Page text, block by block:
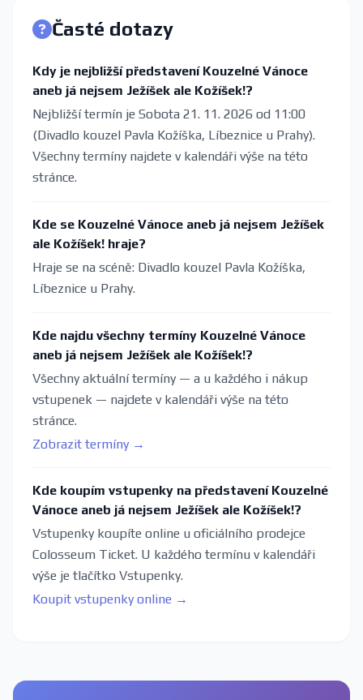
Časté dotazy
Kdy je nejbližší představení Kouzelné Vánoce
aneb já nejsem Ježíšek ale Kožíšek!?
Nejbližší termín je Sobota 21. 11. 2026 od 11:00
(Divadlo kouzel Pavla Kožíška, Líbeznice u Prahy).
Všechny termíny najdete v kalendáři výše na této
stránce.
Kde se Kouzelné Vánoce aneb já nejsem Ježíšek
ale Kožíšek! hraje?
Hraje se na scéně: Divadlo kouzel Pavla Kožíška,
Líbeznice u Prahy.
Kde najdu všechny termíny Kouzelné Vánoce
aneb já nejsem Ježíšek ale Kožíšek!?
Všechny aktuální termíny — a u každého i nákup
vstupenek — najdete v kalendáři výše na této
stránce.
Zobrazit termíny →
Kde koupím vstupenky na představení Kouzelné
Vánoce aneb já nejsem Ježíšek ale Kožíšek!?
Vstupenky koupíte online u oficiálního prodejce
Colosseum Ticket. U každého termínu v kalendáři
výše je tlačítko Vstupenky.
Koupit vstupenky online →